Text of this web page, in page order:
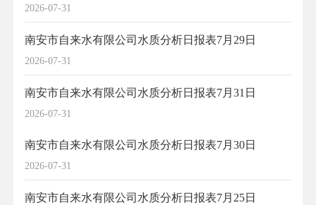
2026-07-31
2026-07-31
南安市自来水有限公司水质分析日报表7月29日
2026-07-31
南安市自来水有限公司水质分析日报表7月31日
2026-07-31
南安市自来水有限公司水质分析日报表7月30日
南安市自来水有限公司水质分析日报表7月25日